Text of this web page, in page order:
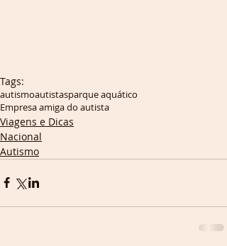
Tags:
autismoautistasparque aquático
Empresa amiga do autista
Viagens e Dicas
Nacional
Autismo